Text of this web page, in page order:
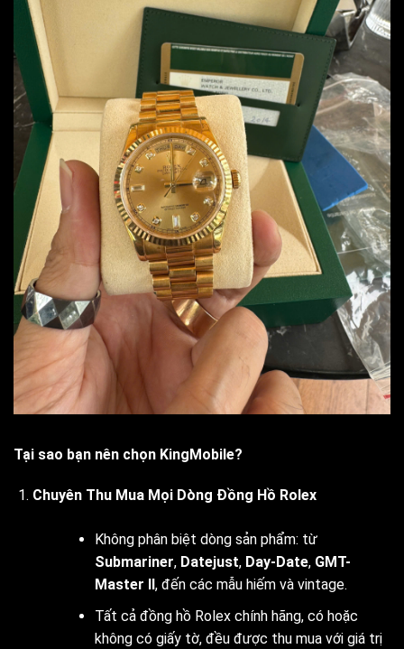
Tại sao bạn nên chọn KingMobile?
Chuyên Thu Mua Mọi Dòng Đồng Hồ Rolex
Không phân biệt dòng sản phẩm: từ
Submariner, Datejust, Day-Date, GMT-
Master II , đến các mẫu hiếm và vintage.
Tất cả đồng hồ Rolex chính hãng, có hoặc
không có giấy tờ, đều được thu mua với giá trị